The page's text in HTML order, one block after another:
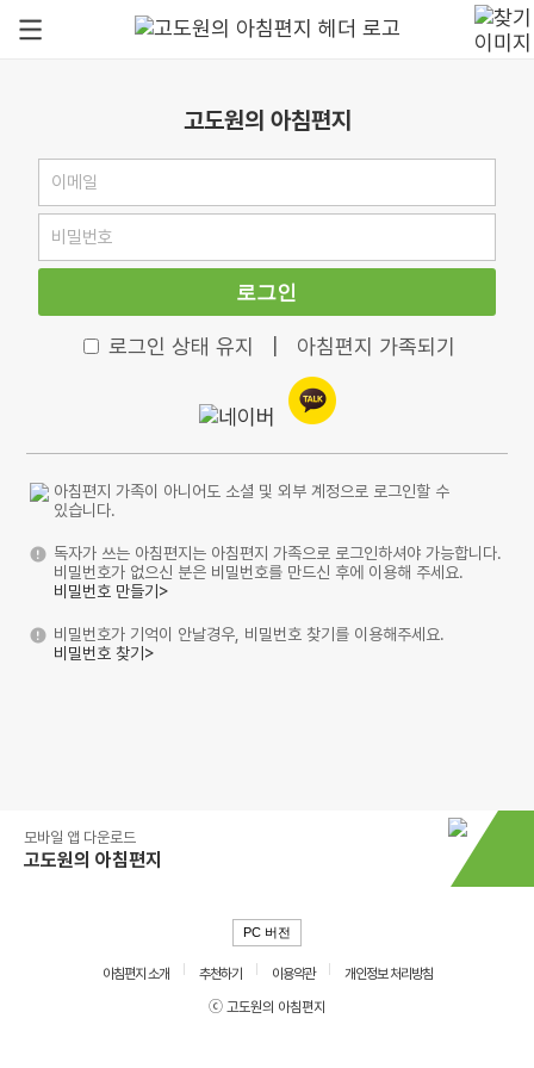
고도원의 아침편지
로그인
로그인 상태 유지 아침편지 가족되기
아침편지 가족이 아니어도 소셜 및 외부 계정으로 로그인할 수
있습니다.
독자가 쓰는 아침편지는 아침편지 가족으로 로그인하셔야 가능합니다.
비밀번호가 없으신 분은 비밀번호를 만드신 후에 이용해 주세요.
비밀번호 만들기>
비밀번호가 기억이 안날경우, 비밀번호 찾기를 이용해주세요.
비밀번호 찾기>
모바일 앱 다운로드
고도원의 아침편지
PC 버전
아침편지 소개 추천하기 이용약관
개인정보 처리방침
ⓒ 고도원의 아침편지